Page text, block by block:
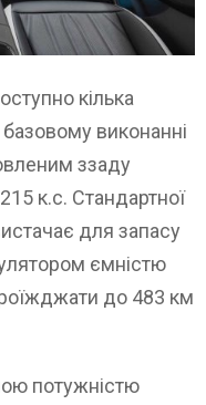
кілька
базовому виконанні
ззаду
к.с. Стандартної
для запасу
ємністю
до 483 км
потужністю